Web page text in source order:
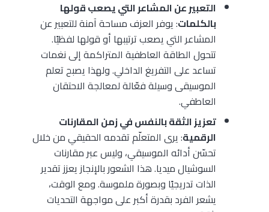
التعبير عن المشاعر التي يصعب قولها
بالكلمات: يوفر العزف مساحة آمنة للتعبير عن
المشاعر التي يصعب ترتيبها أو قولها لفظيًا.
تتحول الطاقة العاطفية المتراكمة إلى نغمات
تساعد على التفريغ الداخلي. ولهذا يصبح تعلم
الموسيقى وسيلة فعّالة لمعالجة الاحتقان
العاطفي.
تعزيز الثقة بالنفس في زمن المقارنات
الرقمية: يرى المتعلّم تقدمه الحقيقي من خلال
تحسّن أدائه الموسيقي، وليس عبر مقارنات
السوشيال ميديا. هذا الشعور بالإنجاز يعزز تقدير
الذات تدريجيًا وبصورة ملموسة. ومع الوقت،
يشعر الفرد بقدرة أكبر على مواجهة التحديات